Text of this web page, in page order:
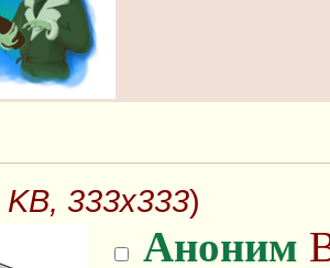
KB, 333x333)
Аноним